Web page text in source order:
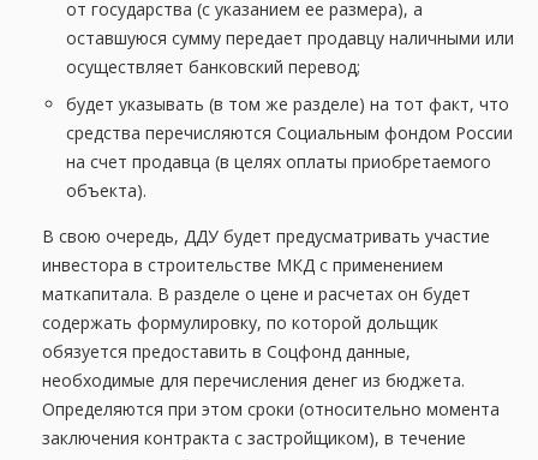
от государства (с указанием ее размера), а
оставшуюся сумму передает продавцу наличными или
осуществляет банковский перевод;
будет указывать (в том же разделе) на тот факт, что
средства перечисляются Социальным фондом России
на счет продавца (в целях оплаты приобретаемого
объекта).
В свою очередь, ДДУ будет предусматривать участие
инвестора в строительстве МКД с применением
маткапитала. В разделе о цене и расчетах он будет
содержать формулировку, по которой дольщик
обязуется предоставить в Соцфонд данные,
необходимые для перечисления денег из бюджета.
Определяются при этом сроки (относительно момента
заключения контракта с застройщиком), в течение